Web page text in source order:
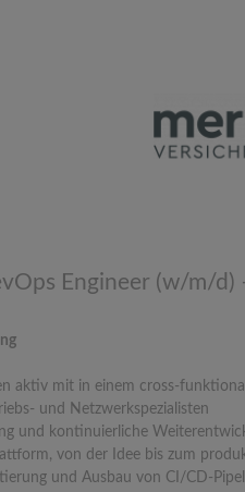
Engineer (w/m/
aktiv mit in einem cross-
und Netzwerkspezialisten
und kontinuierliche
von der Idee bis zum
und Ausbau von CI/CD-